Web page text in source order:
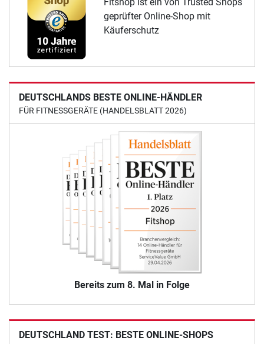
geprüfter Online-Shop mit
Käuferschutz
DEUTSCHLANDS BESTE ONLINE-HÄNDLER
FÜR FITNESSGERÄTE (HANDELSBLATT 2026)
Bereits zum 8. Mal in Folge
DEUTSCHLAND TEST: BESTE ONLINE-SHOPS